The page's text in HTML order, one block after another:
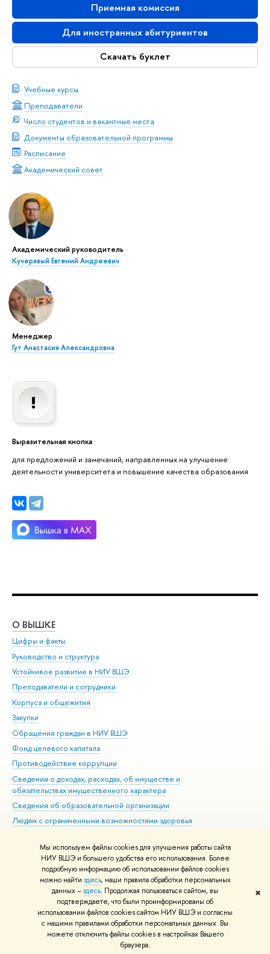
Мы используем файлы cookies для улучшения работы сайта
НИУ ВШЭ и большего удобства его использования. Более
подробную информацию об использовании файлов cookies
можно найти здесь, наши правила обработки персональных
данных –здесь. Продолжая пользоваться сайтом, вы
подтверждаете, что были проинформированы об
использовании файлов cookies сайтом НИУ ВШЭ и согласны
с нашими правилами обработки персональных данных. Вы
можете отключить файлы cookies в настройках Вашего
браузера.
✖
Приемная комиссия
Для иностранных абитуриентов
Скачать буклет
Учебные курсы
Преподаватели
Число студентов и вакантные места
Документы образовательной программы
Расписание
Академический совет
Академический руководитель
Кучерявый Евгений Андреевич
Менеджер
Гут Анастасия Александровна
Выразительная кнопка
для предложений и замечаний, направленных на улучшение
деятельности университета и повышение качества образования
О ВЫШКЕ
Цифры и факты
Руководство и структура
Устойчивое развитие в НИУ ВШЭ
Преподаватели и сотрудники
Корпуса и общежития
Закупки
Обращения граждан в НИУ ВШЭ
Фонд целевого капитала
Противодействие коррупции
Сведения о доходах, расходах, об имуществе и
обязательствах имущественного характера
Сведения об образовательной организации
Людям с ограниченными возможностями здоровья
Работа в Вышке
© НИУ ВШЭ 1993–2026 Адреса и контакты Условия использования
материалов Политика конфиденциальности Карта сайта
Шрифты HSE Sans и HSE Slab разработаны вШколе дизайна НИУ ВШЭ